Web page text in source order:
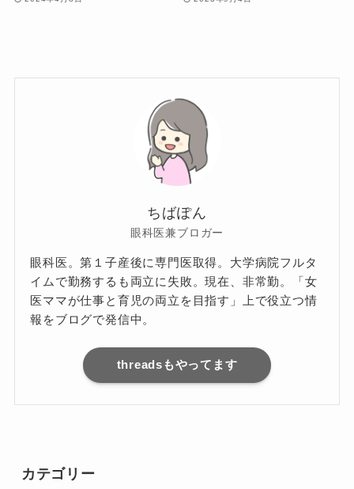
ちばぽん
眼科医兼ブロガー
眼科医。第１子産後に専門医取得。大学病院フルタ
イムで勤務するも両立に失敗。現在、非常勤。「女
医ママが仕事と育児の両立を目指す」上で役立つ情
報をブログで発信中。
threadsもやってます
カテゴリー